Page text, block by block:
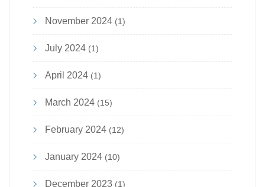
November 2024 (1)
July 2024 (1)
April 2024 (1)
March 2024 (15)
February 2024 (12)
January 2024 (10)
December 2023 (1)